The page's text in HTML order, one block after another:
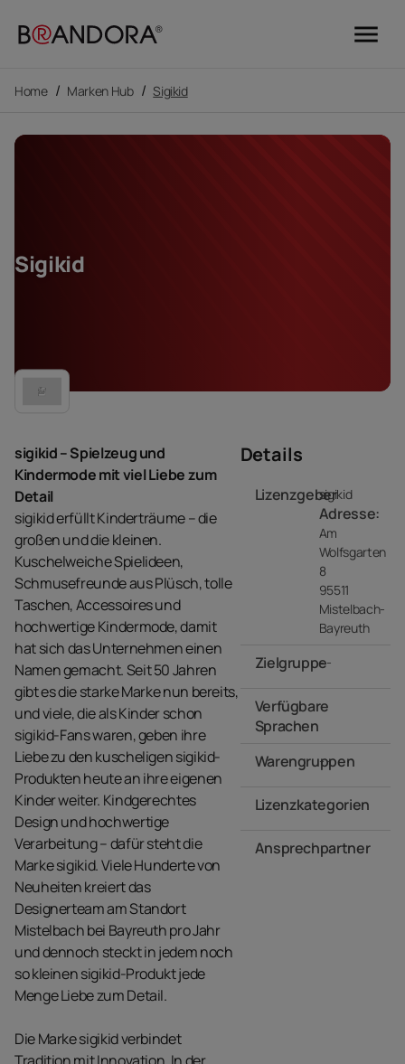
menu
Home / Marken Hub / Sigikid
Sigikid
sigikid – Spielzeug und
Kindermode mit viel Liebe zum
Detail
sigikid erfüllt Kinderträume – die
großen und die kleinen.
Kuschelweiche Spielideen,
Schmusefreunde aus Plüsch, tolle
Taschen, Accessoires und
hochwertige Kindermode, damit
hat sich das Unternehmen einen
Namen gemacht. Seit 50 Jahren
gibt es die starke Marke nun bereits,
und viele, die als Kinder schon
sigikid-Fans waren, geben ihre
Liebe zu den kuscheligen sigikid-
Produkten heute an ihre eigenen
Kinder weiter. Kindgerechtes
Design und hochwertige
Verarbeitung – dafür steht die
Marke sigikid. Viele Hunderte von
Neuheiten kreiert das
Designerteam am Standort
Mistelbach bei Bayreuth pro Jahr
und dennoch steckt in jedem noch
so kleinen sigikid-Produkt jede
Menge Liebe zum Detail.
Die Marke sigikid verbindet
Details
Lizenzgebersigikid
Adresse:
Am
Wolfsgarten
8
95511
Mistelbach-
Bayreuth
Zielgruppe- -
Verfügbare
Sprachen
Warengruppen
- -
Lizenzkategorien
Ansprechpartner